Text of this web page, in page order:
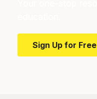
Sign Up for Free